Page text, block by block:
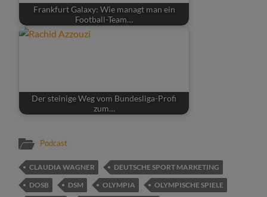
Frankfurt Galaxy: Wie managt man ein
Football-Team…
Der steinige Weg vom Bundesliga-Profi
zum…
Podcast
CLAUDIA WAGNER
DEUTSCHE SPORT MARKETING
DOSB
DSM OLYMPIA
OLYMPISCHE SPIELE